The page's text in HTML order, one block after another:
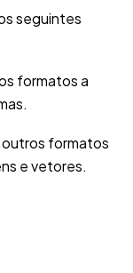
seguintes
formatos a
outros formatos
e vetores.